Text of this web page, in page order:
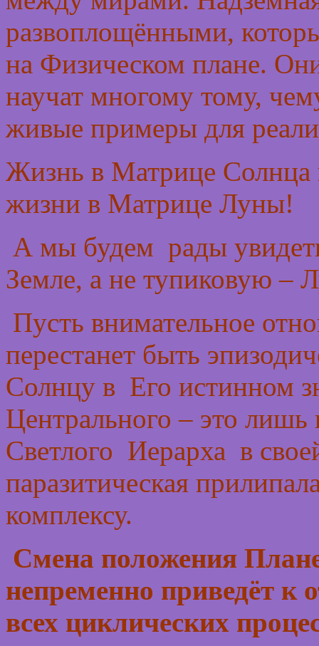
развоплощёнными,
на Физическом плане.
научат многому тому,
живые примеры для
Жизнь в Матрице Солнца
жизни в Матрице Луны!
А мы будем рады
Земле, а не тупиковую –
Пусть внимательное
перестанет быть
Солнцу в Его истинном
Центрального – это лишь
Светлого Иерарха в
паразитическая
комплексу.
Смена положения
непременно приведёт
всех циклических